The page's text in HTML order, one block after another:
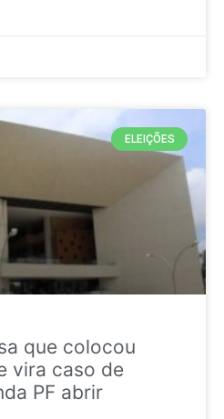
ELEIÇÕES
que colocou
vira caso de
PF abrir